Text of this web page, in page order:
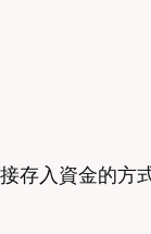
存入資金的方